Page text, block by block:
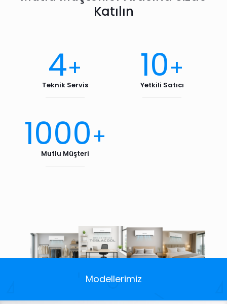
Katılın
4+
Teknik Servis 10+
Yetkili Satıcı
1000+
Mutlu Müşteri
Modellerimiz